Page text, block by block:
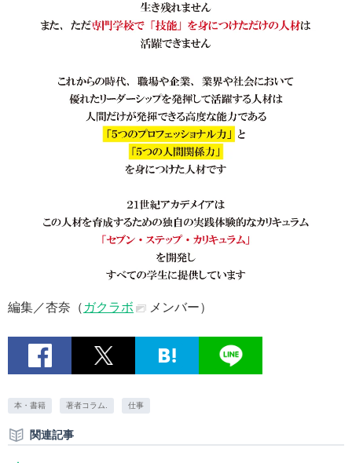
編集／杏奈（ ガクラボ メンバー）
本・書籍 著者コラム. 仕事
関連記事